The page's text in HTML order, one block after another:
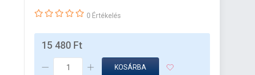
0 Értékelés
15 480 Ft
KOSÁRBA